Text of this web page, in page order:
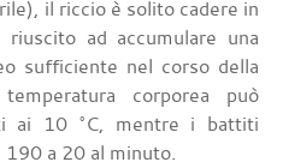
il riccio è solito cadere in
ad accumulare una
sufficiente nel corso della
corporea può
ai 10 °C, mentre i battiti
190 a 20 al minuto.